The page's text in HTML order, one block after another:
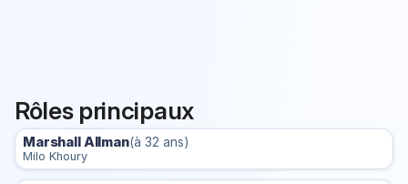
Rôles principaux
Marshall Allman(à 32 ans)
Milo Khoury